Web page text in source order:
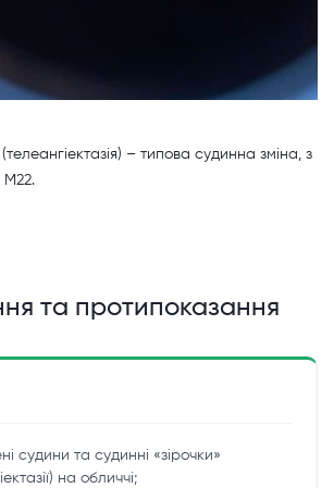
– типова судинна зміна, з
та протипоказання
судини та судинні «зірочки»
на обличчі;